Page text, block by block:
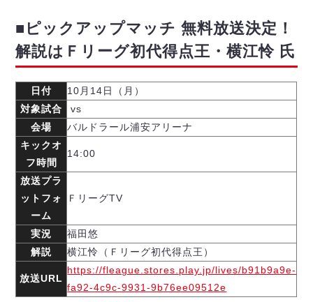
立川アスレティックFC
ペスカドーラ町田
湘南ベルマーレ
ボアルース長野
名古屋オーシャンズ
シュライカー大阪
ボルクバレット北九州
バサジィ大分
選手の通算記録（Ｆ２）
ヴォスクオーレ仙台
マルバ水戸FC
リガーレヴィア葛飾
Y．S．C．C．横浜
FOLLOW US!
■ピックアップマッチ 無料放送決定！
解説はＦリーグ初代得点王・横江怜 氏
日付
10月14日（月）
対象試合
vs
会場
バルドラール浦安アリーナ
キックオ
フ時間
14:00
放送プラ
ットフォ
ーム
ＦリーグTV
実況
福田悠
解説
横江怜（Ｆリーグ初代得点王）
放送URL
https://fleague.stores.play.jp/lives/b91b9a9e-
fa92-4c9c-9931-9b76ee09512e